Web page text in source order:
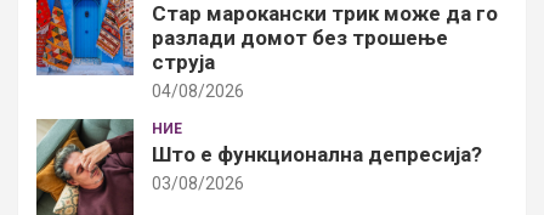
Стар марокански трик може да го
разлади домот без трошење
струја
04/08/2026
НИЕ
Што е функционална депресија?
03/08/2026